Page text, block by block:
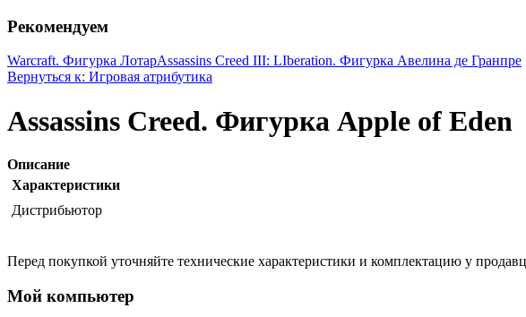
Рекомендуем
Warcraft. Фигурка ЛотарAssassins Creed III: LIberation. Фигурка Авелина де Гранпре
Вернуться к: Игровая атрибутика
Assassins Creed. Фигурка Apple of Eden
Описание
Характеристики
Дистрибьютор
Перед покупкой уточняйте технические характеристики и комплектацию у
Мой компьютер